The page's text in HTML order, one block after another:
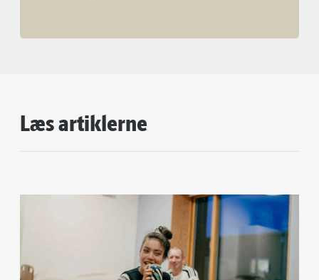
Læs artiklerne